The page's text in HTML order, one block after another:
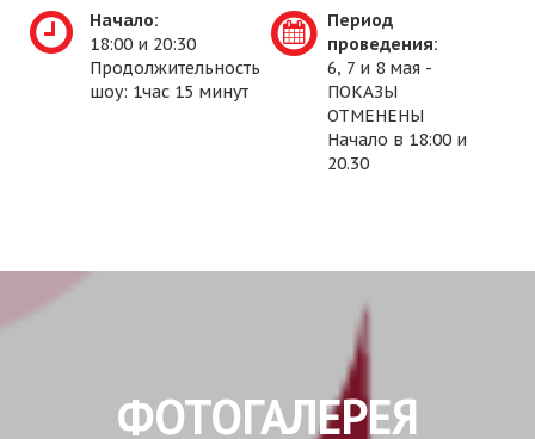
Начало:
18:00 и 20:30
Продолжительность
шоу: 1час 15 минут
Период
проведения:
6, 7 и 8 мая -
ПОКАЗЫ
ОТМЕНЕНЫ
Начало в 18:00 и
20.30
ФОТОГАЛЕРЕЯ